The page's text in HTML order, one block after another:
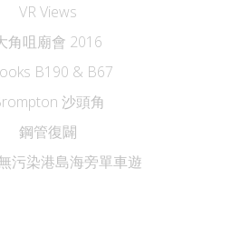
VR Views
角咀廟會 2016
B190 & B67
沙頭角
鋼管復闢
污染港島海旁單車遊